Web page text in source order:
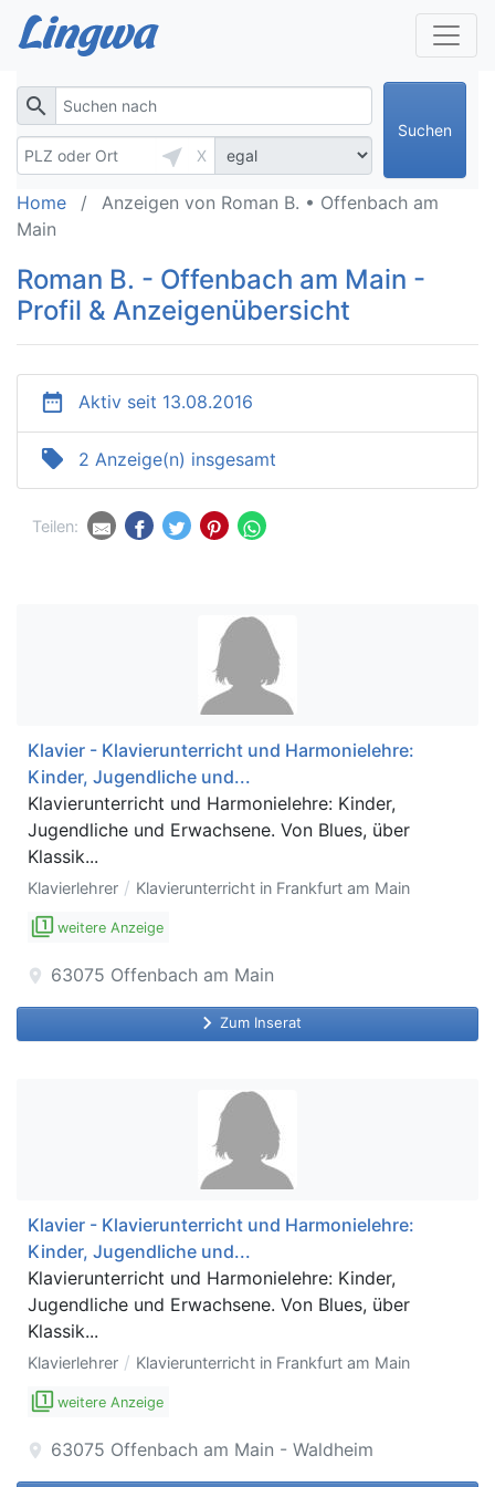
search
near_me
X
Suchen
Home
Anzeigen von Roman B. • Offenbach am
Main
Roman B. - Offenbach am Main -
Profil & Anzeigenübersicht
date_range Aktiv seit 13.08.2016
local_offer 2 Anzeige(n) insgesamt
Teilen:
Klavier - Klavierunterricht und Harmonielehre:
Kinder, Jugendliche und...
Klavierunterricht und Harmonielehre: Kinder,
Jugendliche und Erwachsene. Von Blues, über
Klassik...
Klavierlehrer / Klavierunterricht in Frankfurt am Main
filter_1 weitere Anzeige
location_on 63075 Offenbach am Main
keyboard_arrow_right Zum Inserat
Klavier - Klavierunterricht und Harmonielehre:
Kinder, Jugendliche und...
Klavierunterricht und Harmonielehre: Kinder,
Jugendliche und Erwachsene. Von Blues, über
Klassik...
Klavierlehrer / Klavierunterricht in Frankfurt am Main
filter_1 weitere Anzeige
location_on 63075 Offenbach am Main - Waldheim